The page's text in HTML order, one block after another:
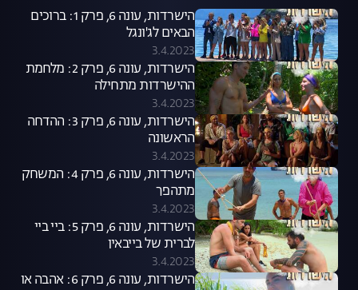
הישרדות, עונה 6, פרק 1: ברוכים
הבאים לג'ונגל
3.4.2023
הישרדות, עונה 6, פרק 2: מלחמת
ההישרדות מתחילה
3.4.2023
הישרדות, עונה 6, פרק 3: ההדחה
הראשונה
3.4.2023
הישרדות, עונה 6, פרק 4: המשחק
מתהפך
3.4.2023
הישרדות, עונה 6, פרק 5: ביי ביי
לברית של בייבאין
3.4.2023
הישרדות, עונה 6, פרק 6: אהבה או